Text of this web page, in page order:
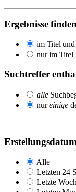
Ergebnisse
im Titel
nur im Titel
Suchtreffer
alle
nureinige
Erstellungsdatum
Alle
Letzten 24
Letzte